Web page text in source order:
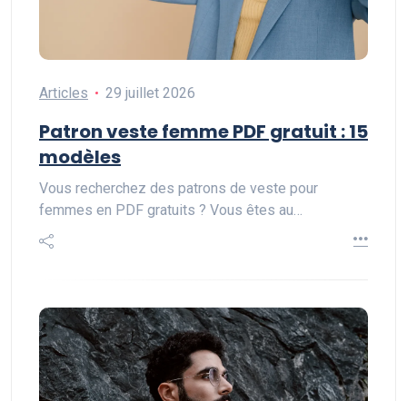
Articles 29 juillet 2026
Patron veste femme PDF gratuit : 15
modèles
Vous recherchez des patrons de veste pour
femmes en PDF gratuits ? Vous êtes au…